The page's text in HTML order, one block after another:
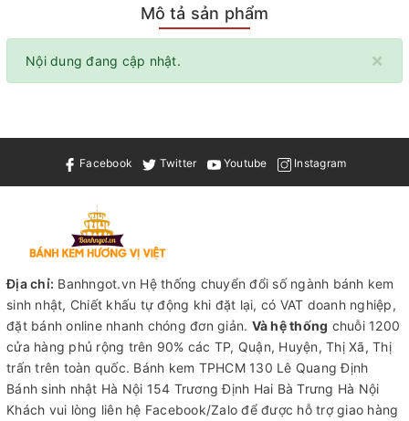
Mô tả sản phẩm
×
Nội dung đang cập nhật.
Facebook Twitter Youtube Instagram
Địa chỉ: Banhngot.vn Hệ thống chuyển đổi số ngành bánh kem
sinh nhật, Chiết khấu tự động khi đặt lại, có VAT doanh nghiệp,
đặt bánh online nhanh chóng đơn giản. Và hệ thống chuỗi 1200
cửa hàng phủ rộng trên 90% các TP, Quận, Huyện, Thị Xã, Thị
trấn trên toàn quốc. Bánh kem TPHCM130 Lê Quang Định
Bánh sinh nhật Hà Nội 154 Trương Định Hai Bà Trưng Hà Nội
Khách vui lòng liên hệ Facebook/Zalo để được hỗ trợ giao hàng